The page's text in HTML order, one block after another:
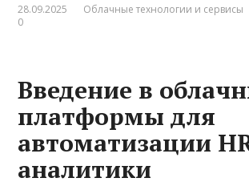
28.09.2025 Облачные технологии и сервисы
0
Введение в
платформы для
автоматизации
аналитики